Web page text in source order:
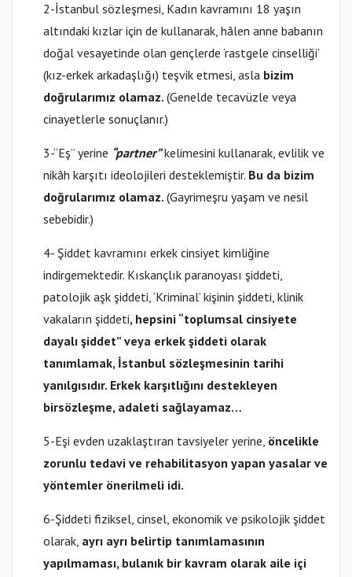
2-İstanbul sözleşmesi, Kadın kavramını 18 yaşın
altındaki kızlar için de kullanarak, hâlen anne babanın
doğal vesayetinde olan gençlerde ‘rastgele cinselliği’
(kız-erkek arkadaşlığı) teşvik etmesi, asla bizim
doğrularımız olamaz. (Genelde tecavüzle veya
cinayetlerle sonuçlanır.)
3-“Eş” yerine “partner”kelimesini kullanarak, evlilik ve
nikâh karşıtı ideolojileri desteklemiştir. Bu da bizim
doğrularımız olamaz. (Gayrimeşru yaşam ve nesil
sebebidir.)
4- Şiddet kavramını erkek cinsiyet kimliğine
indirgemektedir. Kıskançlık paranoyası şiddeti,
patolojik aşk şiddeti, ‘Kriminal’ kişinin şiddeti, klinik
vakaların şiddeti, hepsini “toplumsal cinsiyete
dayalı şiddet” veya erkek şiddeti olarak
tanımlamak, İstanbul sözleşmesinin tarihi
yanılgısıdır. Erkek karşıtlığını destekleyen
birsözleşme, adaleti sağlayamaz…
5-Eşi evden uzaklaştıran tavsiyeler yerine, öncelikle
zorunlu tedavi ve rehabilitasyon yapan yasalar ve
yöntemler önerilmeli idi.
6-Şiddeti fiziksel, cinsel, ekonomik ve psikolojik şiddet
olarak, ayrı ayrı belirtip tanımlamasının
yapılmaması, bulanık bir kavram olarak aile içi